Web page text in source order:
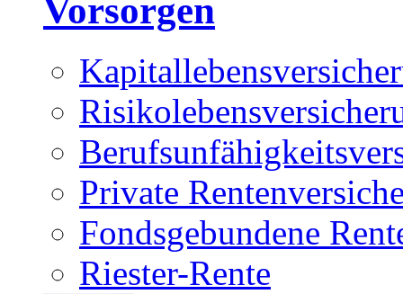
Vorsorgen
Private
Fondsgebundene
Riester-Rente